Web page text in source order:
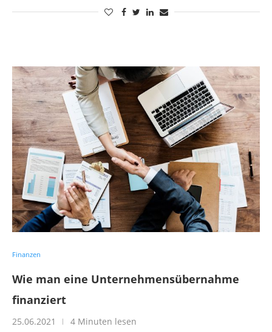
Finanzen
Wie man eine Unternehmensübernahme
finanziert
25.06.2021 4 Minuten lesen